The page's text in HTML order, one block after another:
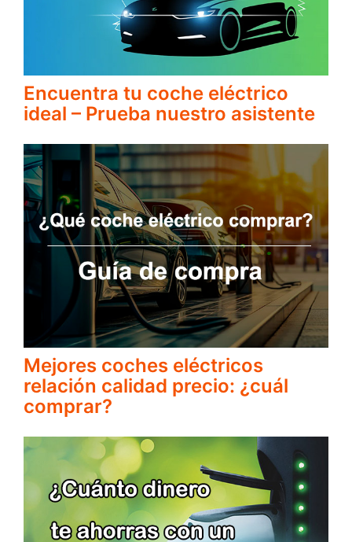
Encuentra tu coche eléctrico
ideal – Prueba nuestro asistente
Mejores coches eléctricos
relación calidad precio: ¿cuál
comprar?